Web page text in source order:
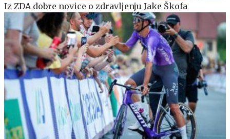
Iz ZDA dobre novice o zdravljenju Jake Škofa